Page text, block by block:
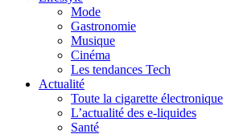
Mode
Gastronomie
Musique
Cinéma
Les tendances Tech
Actualité
Toute la cigarette électronique
L’actualité des e-liquides
Santé